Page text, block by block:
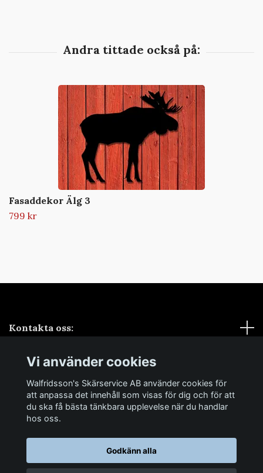
Fasaddekor Älg 3
799 kr
Kontakta oss:
Sociala medier
Samarbeten
Vi använder cookies
Walfridsson's Skärservice AB använder cookies för
att anpassa det innehåll som visas för dig och för att
du ska få bästa tänkbara upplevelse när du handlar
hos oss.
Godkänn alla